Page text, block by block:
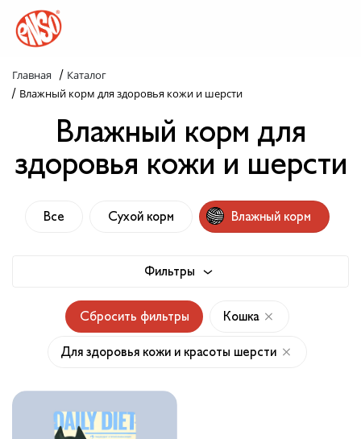
Каталог
Назад в лапки
Комплекс ENSO
Попробуй пойми!
Слопаньки
Обратная связь
Главная / Каталог
/ Влажный корм для здоровья кожи и шерсти
Влажный корм для
здоровья кожи и шерсти
Все Сухой корм Влажный корм
Фильтры
Сбросить фильтры Кошка
Для здоровья кожи и красоты шерсти